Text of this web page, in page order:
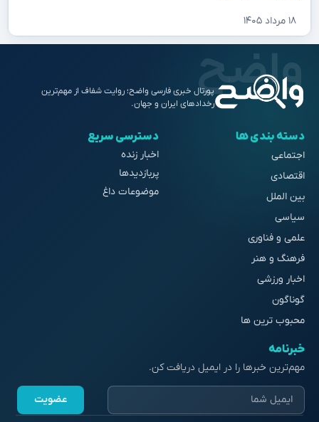
۱۸ مرداد ۱۴۰۵
پورتال خبری فارسی واضح؛ روایت شفاف از مهم‌ترین
رخدادهای ایران و جهان.
دسته بندی ها
اجتماعی
اقتصادی
بین الملل
سیاسی
علمی و فناوری
فرهنگ و هنر
اخبار ورزشی
گوناگون
محبوب ترین ها
دسترسی سریع
اخبار زنده
پربازدیدها
موضوعات داغ
خبرنامه
مهم‌ترین خبرها را در ایمیل دریافت کن.
عضویت